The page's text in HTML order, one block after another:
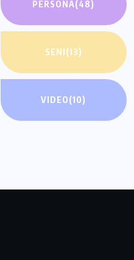
PERSONA(48)
SENI(13)
VIDEO(10)